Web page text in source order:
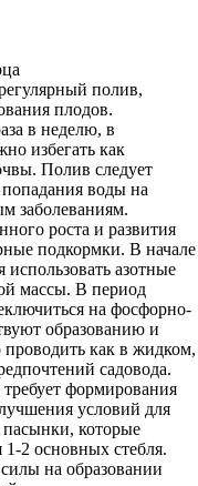
полив,
плодов.
в неделю, в
избегать как
Полив следует
воды на
заболеваниям.
роста и развития
подкормки. В начале
использовать азотные
массы. В период
на фосфорно-
образованию и
как в жидком,
садовода.
формирования
условий для
пасынки, которые
1-2 основных стебля.
на образовании